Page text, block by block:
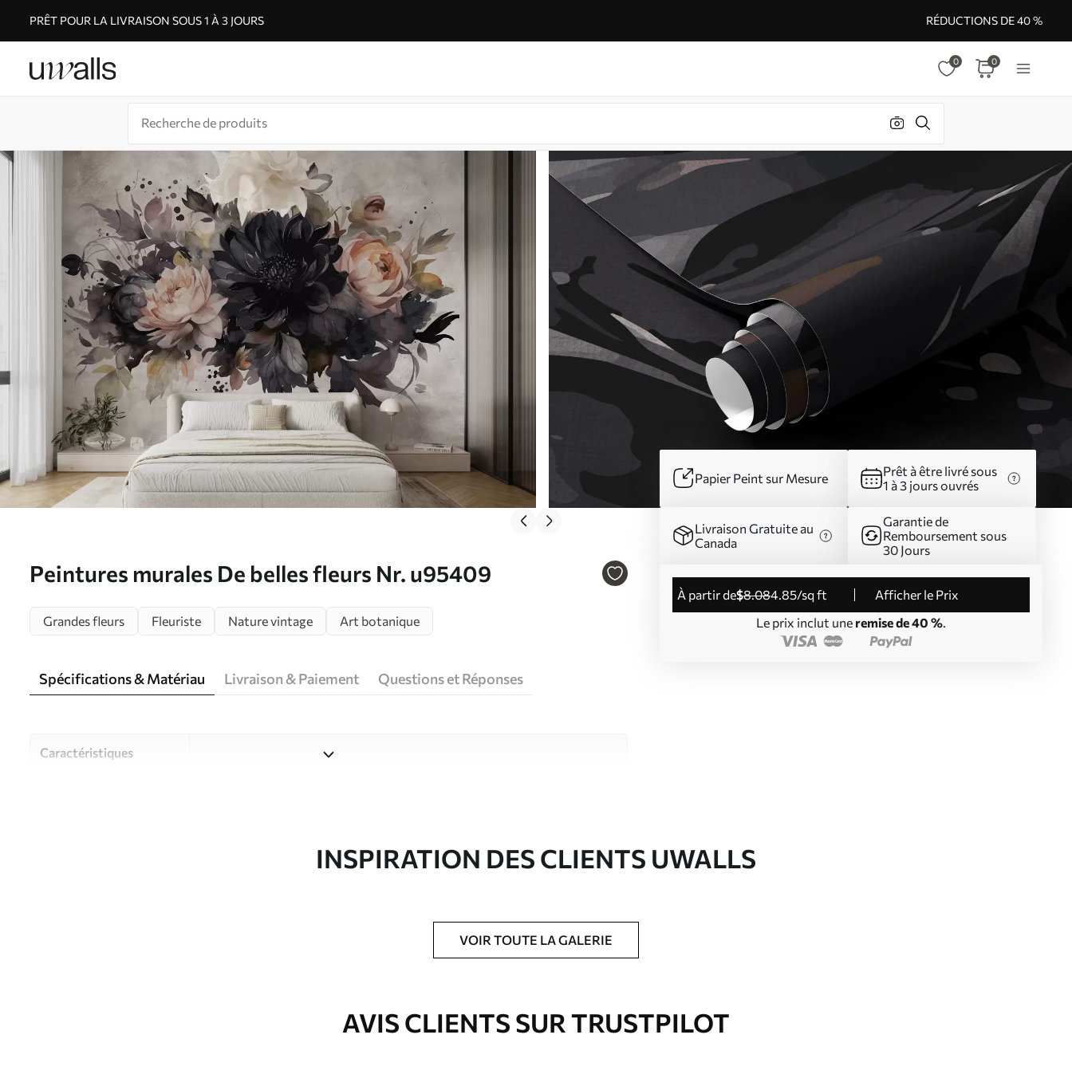
PRÊT POUR LA LIVRAISON SOUS 1 À 3 JOURS RÉDUCTIONS DE 40 %
0 0
Peintures murales De belles fleurs Nr. u95409
Papier Peint sur Mesure
Prêt à être livré sous
1 à 3 jours ouvrés
Livraison Gratuite au
Canada
Garantie de
Remboursement sous
30 Jours
à partir de$8.084.85/sq ft
Afficher le Prix
Le prix inclut une remise de 40 %.
Grandes fleurs Fleuriste Nature vintage Art botanique
Spécifications & Matériau Livraison & Paiement Questions et Réponses
Caractéristiques
Studio de design Uwalls
Imprimé sur commande et livré en rouleaux jusqu’à 50 cm de large.
INSPIRATION DES CLIENTS UWALLS
VOIR TOUTE LA GALERIE
AVIS CLIENTS SUR TRUSTPILOT